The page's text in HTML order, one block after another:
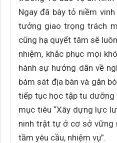
Ngay đã bày tỏ niềm
tưởng giao trọng trách
cũng hạ quyết tâm sẽ
nhiệm, khắc phục mọi
hành sự hướng dẫn về
bám sát địa bàn và gắn
tiếp tục học tập tu dưỡng
mục tiêu “Xây dựng lực
ninh trật tự ở cơ sở vững
tầm yêu cầu, nhiệm vụ”.